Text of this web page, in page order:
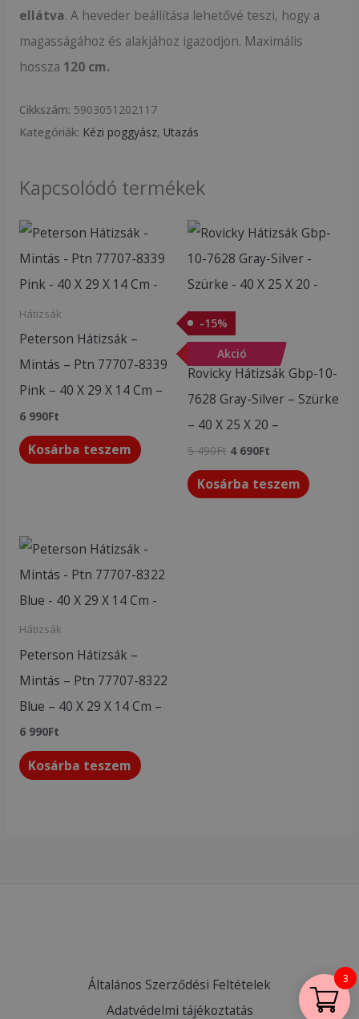
ellátva. A heveder beállítása lehetővé teszi, hogy a
magasságához és alakjához igazodjon. Maximális
hossza 120 cm.
Cikkszám: 5903051202117
Kategóriák: Kézi poggyász, Utazás
Kapcsolódó termékek
Hátizsák
Peterson Hátizsák –
Mintás – Ptn 77707-8339
Pink – 40 X 29 X 14 Cm –
6 990Ft
Kosárba teszem
-15%
-15%
Akció
Akciós termékek
Rovicky Hátizsák Gbp-10-
7628 Gray-Silver – Szürke
– 40 X 25 X 20 –
5 490Ft
Original
price
was:
490Ft.
4 690Ft
Current
price
is:
690Ft.
Kosárba teszem
Hátizsák
Peterson Hátizsák –
Mintás – Ptn 77707-8322
Blue – 40 X 29 X 14 Cm –
6 990Ft
Kosárba teszem
Általános Szerződési Feltételek
Adatvédelmi tájékoztatás
3